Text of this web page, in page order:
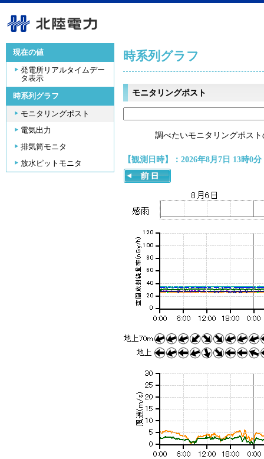
現在の値
発電所リアルタイムデー
タ表示
時系列グラフ
モニタリングポスト
電気出力
排気筒モニタ
放水ピットモニタ
時系列グラフ
モニタリングポスト
調べたいモニタリングポス
【観測日時】：2026年8月7日 13時0分